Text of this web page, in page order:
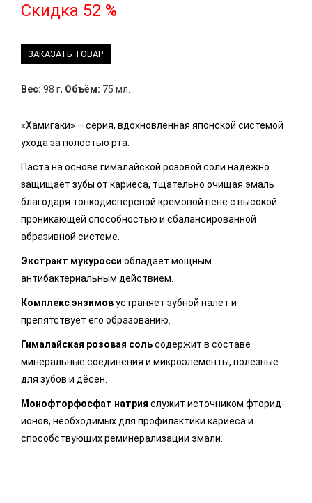
Скидка 52 %
ЗАКАЗАТЬ ТОВАР
Вес: 98 г, Объём: 75 мл.
«Хамигаки» – серия, вдохновленная японской системой
ухода за полостью рта.
Паста на основе гималайской розовой соли надежно
защищает зубы от кариеса, тщательно очищая эмаль
благодаря тонкодисперсной кремовой пене с высокой
проникающей способностью и сбалансированной
абразивной системе.
Экстракт мукуросси обладает мощным
антибактериальным действием.
Комплекс энзимовустраняет зубной налет и
препятствует его образованию.
Гималайская розовая сольсодержит в составе
минеральные соединения и микроэлементы, полезные
для зубов и дёсен.
Монофторфосфат натрия служит источником фторид-
ионов, необходимых для профилактики кариеса и
способствующих реминерализации эмали.